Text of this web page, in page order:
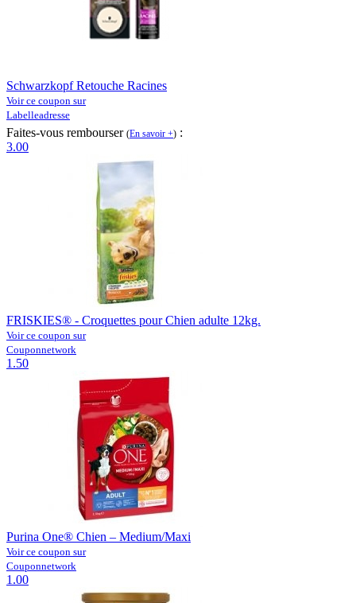
Schwarzkopf Retouche Racines
Voir ce coupon sur
Labelleadresse
Faites-vous rembourser (En savoir +) :
3.00
FRISKIES® - Croquettes pour Chien adulte 12kg.
Voir ce coupon sur
Couponnetwork
1.50
Purina One® Chien – Medium/Maxi
Voir ce coupon sur
Couponnetwork
1.00